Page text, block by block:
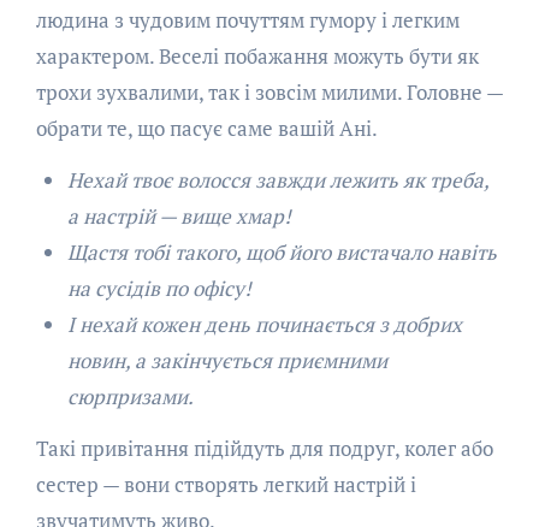
людина з чудовим почуттям гумору і легким
характером. Веселі побажання можуть бути як
трохи зухвалими, так і зовсім милими. Головне —
обрати те, що пасує саме вашій Ані.
Нехай твоє волосся завжди лежить як треба,
а настрій — вище хмар!
Щастя тобі такого, щоб його вистачало навіть
на сусідів по офісу!
І нехай кожен день починається з добрих
новин, а закінчується приємними
сюрпризами.
Такі привітання підійдуть для подруг, колег або
сестер — вони створять легкий настрій і
звучатимуть живо.